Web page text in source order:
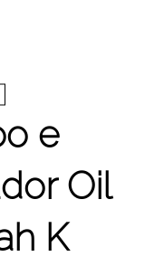
e
Oil
K